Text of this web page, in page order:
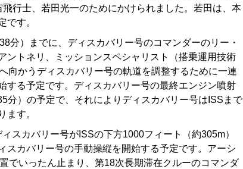
行士、若田光一のためにかけられました。若田は、本
です。
分）までに、ディスカバリー号のコマンダーのリー・
ントネリ、ミッションスペシャリスト（搭乗運用技術
向かうディスカバリー号の軌道を調整するために一連
する予定です。ディスカバリー号の最終エンジン噴射
分）の予定で、それによりディスカバリー号はISSまで
ます。
スカバリー号がISSの下方1000フィート（約305m）
スカバリー号の手動操縦を開始する予定です。アーシ
でいったん止まり、第18次長期滞在クルーのコマンダ